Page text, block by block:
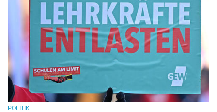
POLITIK